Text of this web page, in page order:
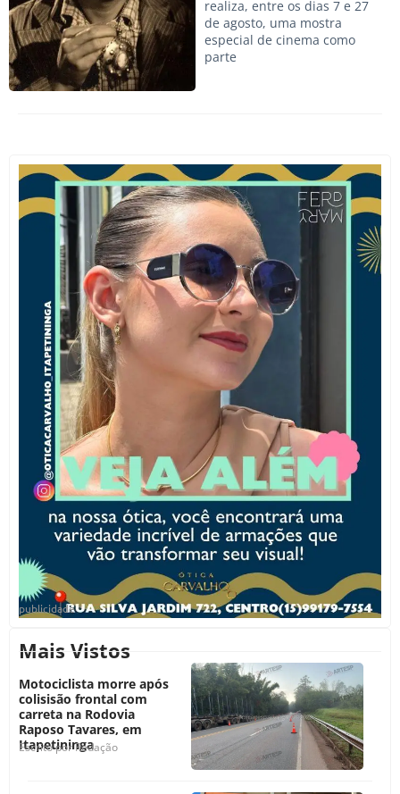
realiza, entre os dias 7 e 27
de agosto, uma mostra
especial de cinema como
parte
publicidade
Mais Vistos
Motociclista morre após
colisisão frontal com
carreta na Rodovia
Raposo Tavares, em
Itapetininga
Escrito porRedação